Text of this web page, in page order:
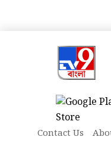
Contact Us